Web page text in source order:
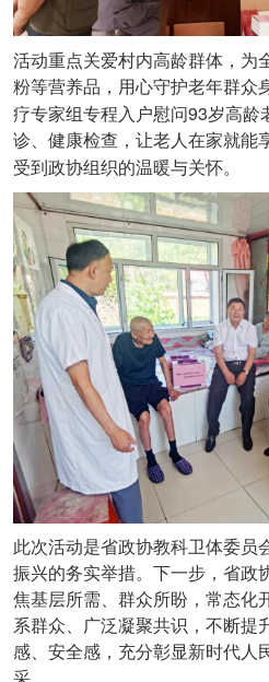
活动重点关爱村内高龄群体，为
粉等营养品，用心守护老年群众
疗专家组专程入户慰问93岁高龄
诊、健康检查，让老人在家就能
受到政协组织的温暖与关怀。
此次活动是省政协教科卫体委员
振兴的务实举措。下一步，省政
焦基层所需、群众所盼，常态化
系群众、广泛凝聚共识，不断提
感、安全感，充分彰显新时代人
采。